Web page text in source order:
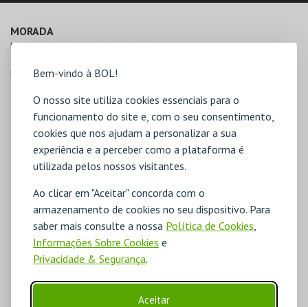
Bem-vindo à BOL!
O nosso site utiliza cookies essenciais para o
funcionamento do site e, com o seu consentimento,
cookies que nos ajudam a personalizar a sua
experiência e a perceber como a plataforma é
utilizada pelos nossos visitantes.
Ao clicar em "Aceitar" concorda com o
armazenamento de cookies no seu dispositivo. Para
saber mais consulte a nossa Política de Cookies
Informações Sobre Cookies e
Privacidade & Segurança.
Aceitar
MORADA
Largo Conselheiro Cabral Metello
Direcções para C.M. Oliveira do Hospital